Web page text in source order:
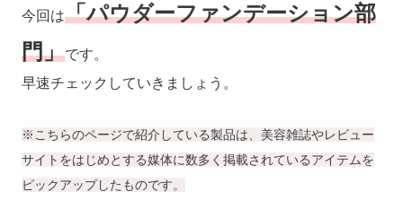
今回は「パウダーファンデーション部
門」です。
早速チェックしていきましょう。
※こちらのページで紹介している製品は、美容雑誌やレビュー
サイトをはじめとする媒体に数多く掲載されているアイテムを
ピックアップしたものです。